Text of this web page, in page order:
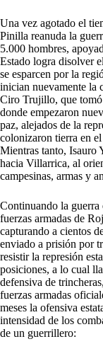
Una vez agotado el
Pinilla reanuda la
5.000 hombres,
Estado logra disolver
se esparcen por la
inician nuevamente la
Ciro Trujillo, que
donde empezaron
paz, alejados de la
colonizaron tierra en
Mientras tanto, Isauro
hacia Villarrica, al
campesinas, armas y
Continuando la
fuerzas armadas de
capturando a cientos
enviado a prisión por
resistir la represión
posiciones, a lo cual
defensiva de
fuerzas armadas
meses la ofensiva
intensidad de los
de un guerrillero: